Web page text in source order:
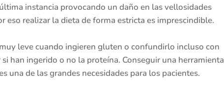
instancia provocando un daño en las vellosidades
realizar la dieta de forma estricta es imprescindible.
leve cuando ingieren gluten o confundirlo incluso con
han ingerido o no la proteína. Conseguir una herramienta
una de las grandes necesidades para los pacientes.